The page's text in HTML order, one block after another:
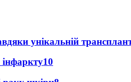
унікальній
інфаркту10